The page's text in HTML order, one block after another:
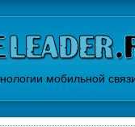
мобильной